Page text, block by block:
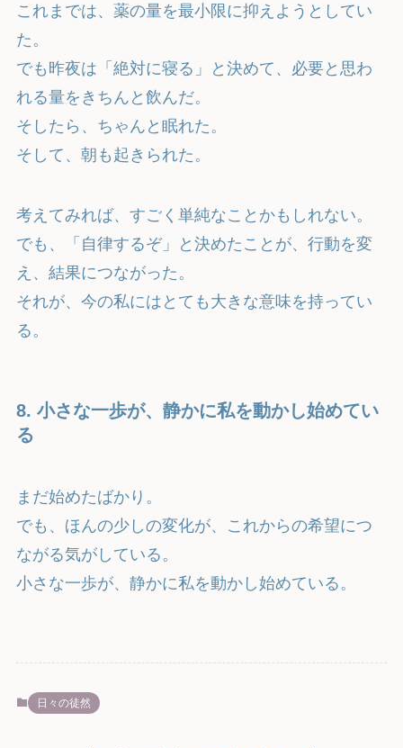
これまでは、薬の量を最小限に抑えようとしてい
た。
でも昨夜は「絶対に寝る」と決めて、必要と思わ
れる量をきちんと飲んだ。
そしたら、ちゃんと眠れた。
そして、朝も起きられた。
考えてみれば、すごく単純なことかもしれない。
でも、「自律するぞ」と決めたことが、行動を変
え、結果につながった。
それが、今の私にはとても大きな意味を持ってい
る。
8. 小さな一歩が、静かに私を動かし始めてい
る
まだ始めたばかり。
でも、ほんの少しの変化が、これからの希望につ
ながる気がしている。
小さな一歩が、静かに私を動かし始めている。
日々の徒然